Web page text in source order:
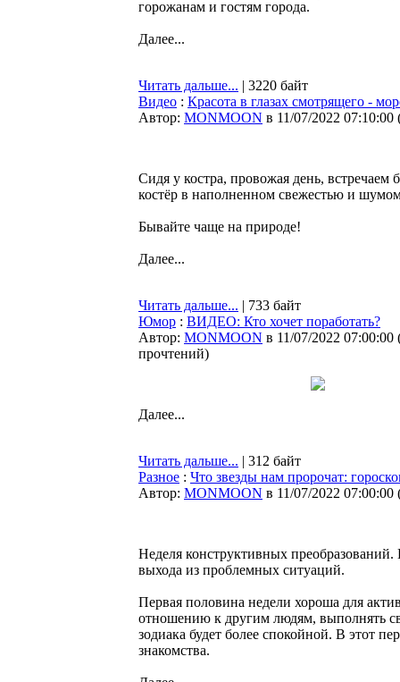
горожанам и гостям города.
Далее...
Читать дальше... | 3220 байт
Видео : Красота в глазах смотрящего -
Автор: MONMOON в 11/07/2022 07:10:00
Сидя у костра, провожая день,
костёр в наполненном свежестью и
Бывайте чаще на природе!
Далее...
Читать дальше... | 733 байт
Юмор : ВИДЕО: Кто хочет поработать?
Автор: MONMOON в 11/07/2022 07:00:00
прочтений)
Далее...
Читать дальше... | 312 байт
Разное : Что звезды нам пророчат:
Автор: MONMOON в 11/07/2022 07:00:00
Неделя конструктивных
выхода из проблемных ситуаций.
Первая половина недели хороша для
отношению к другим людям, выполнять
зодиака будет более спокойной. В этот
знакомства.